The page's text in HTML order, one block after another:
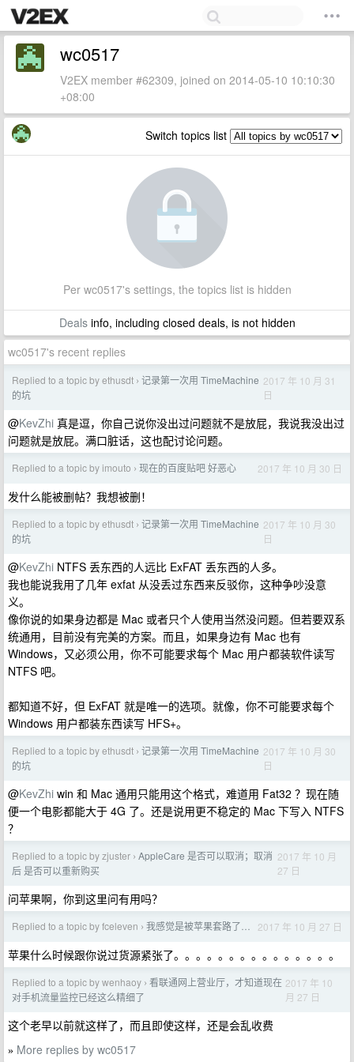
wc0517
V2EX member #62309, joined on 2014-05-10 10:10:30
+08:00
Switch topics list
Per wc0517's settings, the topics list is hidden
Dealsinfo, including closed deals, is not hidden
wc0517's recent replies
Replied to a topic by ethusdt › 记录第一次用 TimeMachine
的坑
2017 年 10 月 31
日
@KevZhi 真是逗，你自己说你没出过问题就不是放屁，我说我没出过
问题就是放屁。满口脏话，这也配讨论问题。
Replied to a topic by imouto › 现在的百度贴吧 好恶心 2017 年 10 月 30 日
发什么能被删帖？我想被删！
Replied to a topic by ethusdt › 记录第一次用 TimeMachine
的坑
2017 年 10 月 30
日
@KevZhi NTFS 丢东西的人远比 ExFAT 丢东西的人多。
我也能说我用了几年 exfat 从没丢过东西来反驳你，这种争吵没意
义。
像你说的如果身边都是 Mac 或者只个人使用当然没问题。但若要双系
统通用，目前没有完美的方案。而且，如果身边有 Mac 也有
Windows，又必须公用，你不可能要求每个 Mac 用户都装软件读写
NTFS 吧。
都知道不好，但 ExFAT 就是唯一的选项。就像，你不可能要求每个
Windows 用户都装东西读写 HFS+。
Replied to a topic by ethusdt › 记录第一次用 TimeMachine
的坑
2017 年 10 月 30
日
@KevZhi win 和 Mac 通用只能用这个格式，难道用 Fat32 ？现在随
便一个电影都能大于 4G 了。还是说用更不稳定的 Mac 下写入 NTFS
？
Replied to a topic by zjuster › AppleCare 是否可以取消；取消
后 是否可以重新购买
2017 年 10 月
27 日
问苹果啊，你到这里问有用吗？
Replied to a topic by fceleven › 我感觉是被苹果套路了… 2017 年 10 月 27 日
苹果什么时候跟你说过货源紧张了。。。。。。。。。。。。。。。
Replied to a topic by wenhaoy › 看联通网上营业厅，才知道现在
对手机流量监控已经这么精细了
2017 年 10
月 27 日
这个老早以前就这样了，而且即使这样，还是会乱收费
» More replies by wc0517